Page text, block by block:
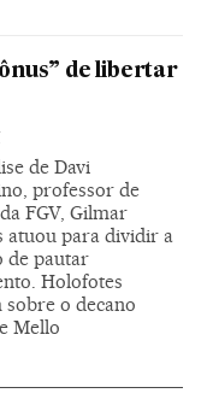
de libertar
de Davi
professor de
FGV, Gilmar
atuou para dividir a
de pautar
Holofotes
sobre o decano
Mello